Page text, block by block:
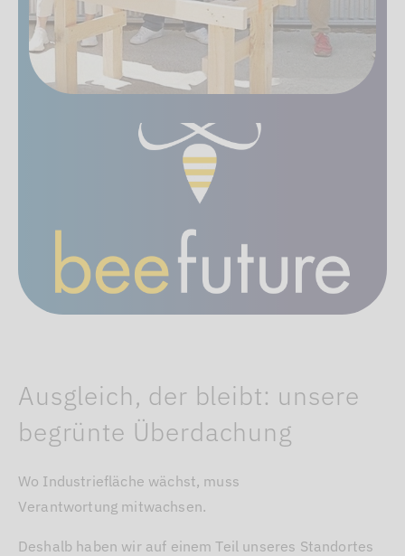
Ausgleich, der bleibt: unsere
begrünte Überdachung
Wo Industriefläche wächst, muss
Verantwortung mitwachsen.
Deshalb haben wir auf einem Teil unseres Standortes